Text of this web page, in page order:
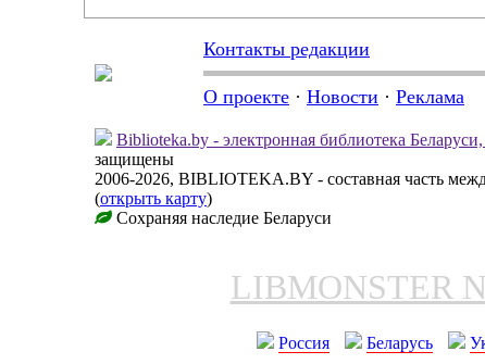
Контакты редакции
О проекте · Новости · Реклама
Biblioteka.by - электронная библиотека
защищены
2006-2026, BIBLIOTEKA.BY - составная часть
(открыть карту)
Сохраняя наследие Беларуси
LIBMONSTER
Россия Беларусь